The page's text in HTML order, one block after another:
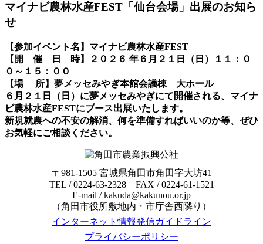
マイナビ農林水産FEST「仙台会場」出展のお知ら
せ
【参加イベント名】マイナビ農林水産FEST
【開 催 日 時】２０２６ 年６月２１日（日）１１：０
０～１５：００
【場 所】夢メッセみやぎ本館会議棟 大ホール
６月２１日（日）に夢メッセみやぎにて開催される、マイナ
ビ農林水産FESTにブース出展いたします。
新規就農への不安の解消、何を準備すればいいのか等、ぜひ
お気軽にご相談ください。
〒981-1505 宮城県角田市角田字大坊41
TEL / 0224-63-2328 FAX / 0224-61-1521
E-mail / kakuda@kakunou.or.jp
（角田市役所敷地内・市庁舎西隣り）
インターネット情報発信ガイドライン
プライバシーポリシー